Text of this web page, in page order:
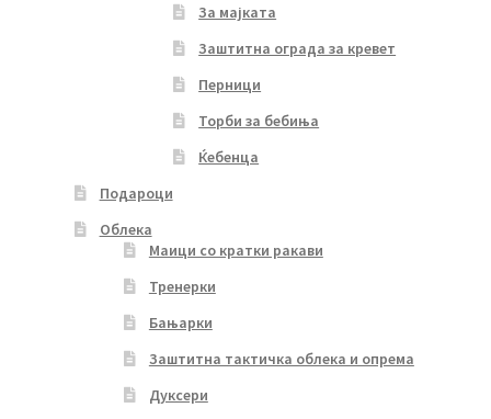
За мајката
Заштитна ограда за кревет
Перници
Торби за бебиња
Ќебенца
Подароци
Облека
Маици со кратки ракави
Тренерки
Бањарки
Заштитна тактичка облека и опрема
Дуксери